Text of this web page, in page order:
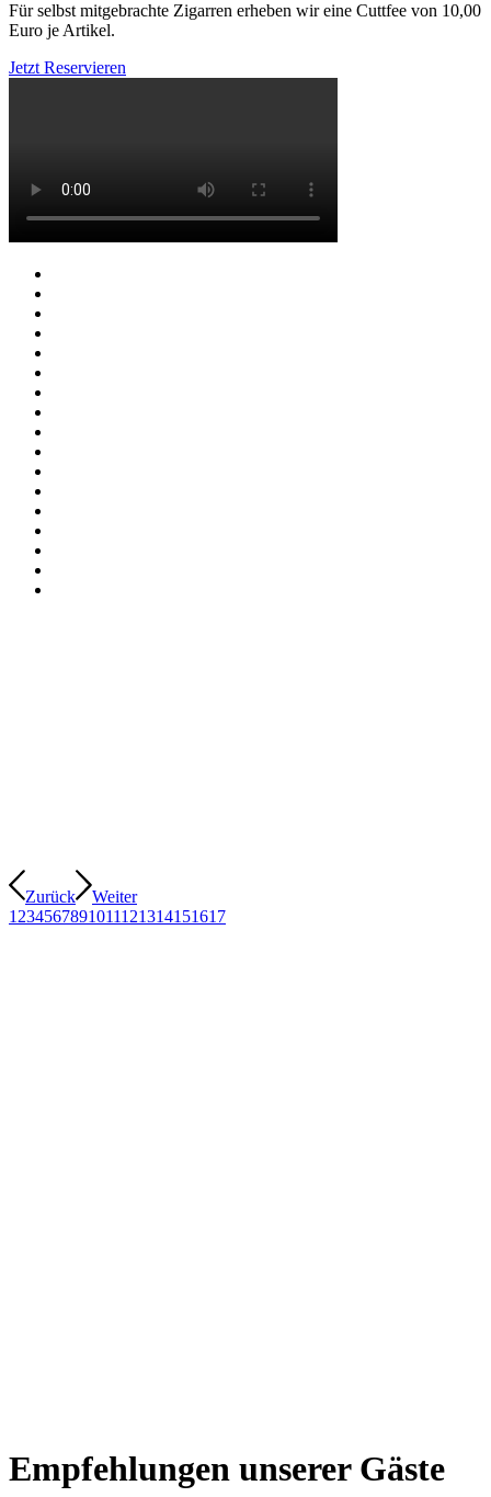
Für selbst mitgebrachte Zigarren erheben wir eine Cuttfee von 10,00
Euro je Artikel.
Jetzt Reservieren
Zurück
Weiter
1234567891011121314151617
Empfehlungen unserer Gäste